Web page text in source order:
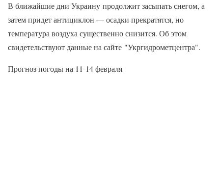
В ближайшие дни Украину продолжит засыпать снегом, а
затем придет антициклон — осадки прекратятся, но
температура воздуха существенно снизится. Об этом
свидетельствуют данные на сайте "Укргидрометцентра".
Прогноз погоды на 11-14 февраля